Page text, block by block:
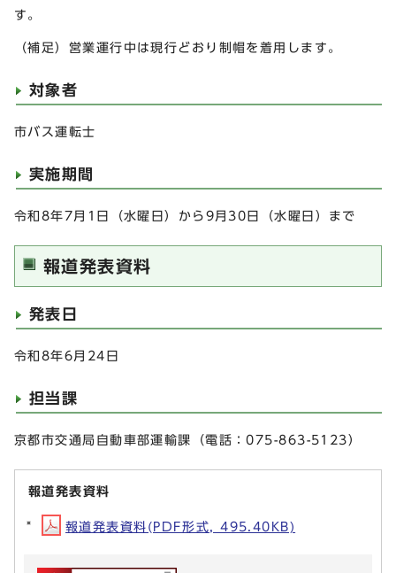
す。
（補足）営業運行中は現行どおり制帽を着用します。
対象者
市バス運転士
実施期間
令和8年7月1日（水曜日）から9月30日（水曜日）まで
報道発表資料
発表日
令和8年6月24日
担当課
京都市交通局自動車部運輸課（電話：075-863-5123）
報道発表資料
報道発表資料(PDF形式, 495.40KB)